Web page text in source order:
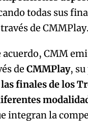
todas sus
de CMMPlay.
acuerdo, CMM
de CMMPlay,
finales de los
integran la